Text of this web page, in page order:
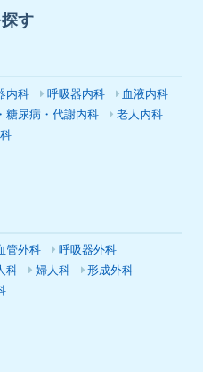
す
内科 呼吸器内科
血液内科
糖尿病・代謝内科
老人内科
管外科
呼吸器外科
科 婦人科
形成外科